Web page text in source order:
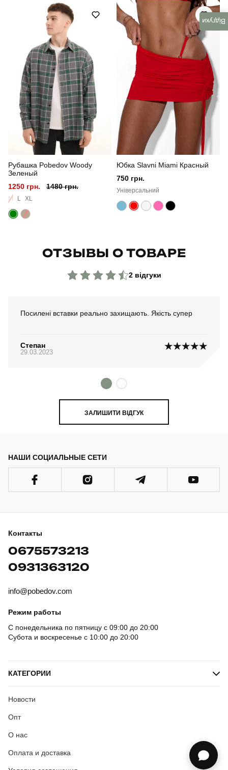
SSpe12142XLrd
Призначення тактичні
Рубашка Pobedov Woody
Зеленый
1250 грн.
1480 грн.
M L XL
Юбка Slavni Miami Красный
750 грн.
Універсальний
ОТЗЫВЫ О ТОВАРЕ
Відгуки
2 відгуки
Посилені вставки реально захищають. Якість супер
Степан
29.03.2023
ЗАЛИШИТИ ВІДГУК
НАШИ СОЦИАЛЬНЫЕ СЕТИ
Контакты
0675573213
0931363120
info@pobedov.com
Режим работы
С понедельника по пятницу с 09:00 до 20:00
Субота и воскресенье с 10:00 до 20:00
КАТЕГОРИИ
Новости
Опт
О нас
Оплата и доставка